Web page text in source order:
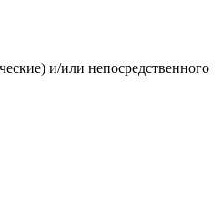
и/или непосредственного